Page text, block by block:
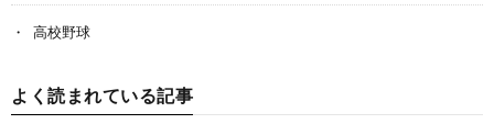
高校野球
よく読まれている記事